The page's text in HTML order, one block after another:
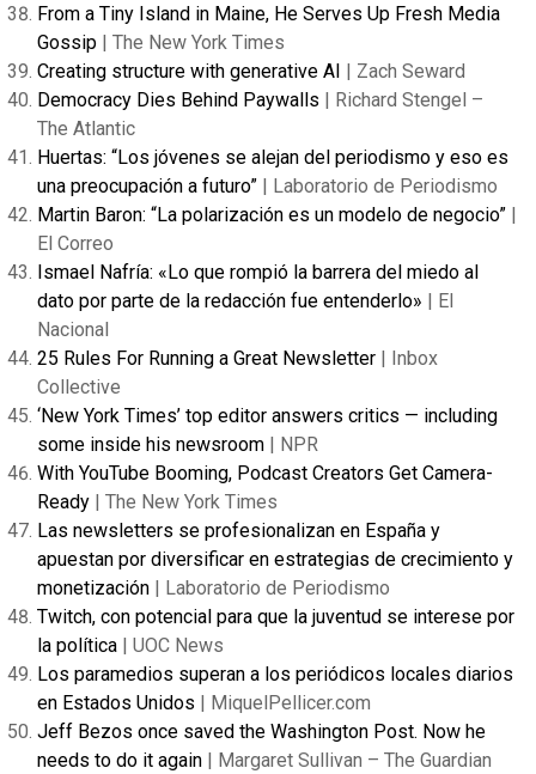
From a Tiny Island in Maine, He Serves Up Fresh Media
Gossip | The New York Times
Creating structure with generative AI
| Zach Seward
Democracy Dies Behind Paywalls | Richard Stengel –
The Atlantic
Huertas: “Los jóvenes se alejan del periodismo y eso es
una preocupación a futuro” | Laboratorio de Periodismo
Martin Baron: “La polarización es un modelo de negocio”
El Correo
Ismael Nafría: «Lo que rompió la barrera del miedo al
dato por parte de la redacción fue entenderlo» | El
Nacional
25 Rules For Running a Great Newsletter | Inbox
Collective
‘New York Times’ top editor answers critics — including
some inside his newsroom | NPR
With YouTube Booming, Podcast Creators Get Camera-
Ready | The New York Times
Las newsletters se profesionalizan en España y
apuestan por diversificar en estrategias de crecimiento y
monetización | Laboratorio de Periodismo
Twitch, con potencial para que la juventud se interese por
la política | UOC News
Los paramedios superan a los periódicos locales diarios
en Estados Unidos | MiquelPellicer.com
Jeff Bezos once saved the Washington Post. Now he
needs to do it again | Margaret Sullivan – The Guardian